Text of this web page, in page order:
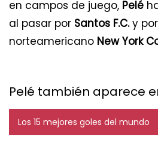
en campos de juego, Pelé
al pasar por Santos F.C.y
norteamericano New York
Pelé también aparece
Los 15 mejores goles del mundo